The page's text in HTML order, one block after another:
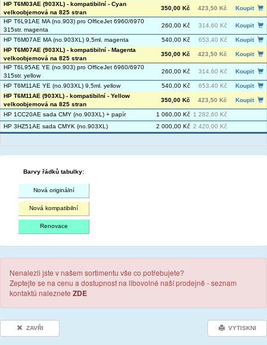
HP T6M03AE (903XL) - kompatibilní - Cyan
velkoobjemová na 825 stran
350,00 Kč 423,50 Kč
Koupit
HP T6L91AE MA (no.903) pro OfficeJet 6960/6970
315str. magenta
260,00 Kč 314,60 Kč Koupit
HP T6M07AE MA (no.903XL) 9,5ml. magenta 540,00 Kč 653,40 Kč
Koupit
HP T6M07AE (903XL) - kompatibilní - Magenta
velkoobjemová na 825 stran
350,00 Kč 423,50 Kč
Koupit
HP T6L95AE YE (no.903) pro OfficeJet 6960/6970
315str. yellow
260,00 Kč 314,60 Kč Koupit
HP T6M11AE YE (no.903XL) 9,5ml. yellow 540,00 Kč 653,40 Kč
Koupit
HP T6M11AE (903XL) - kompatibilní - Yellow
velkoobjemová na 825 stran
350,00 Kč 423,50 Kč Koupit
HP 1CC20AE sada CMY (no.903XL) + papír 1 060,00 Kč 1 282,60 Kč
HP 3HZ51AE sada CMYK (no.903XL)
2 000,00 Kč 2 420,00 Kč
Barvy řádků tabulky:
Nová originální
Nová kompatibilní
Renovace
Nenalezli jste v našem sortimentu vše co potřebujete?
Zeptejte se na cenu a dostupnost na libovolné naší prodejně - seznam
kontaktů naleznete ZDE
ZAVŘI VYTISKNI